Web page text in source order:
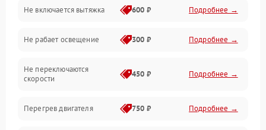
Освещение
Механические повреждения
Электроника
Не включается вытяжка 600 ₽ Подробнее →
Не рабает освещение 300 ₽ Подробнее →
Не переключаются
скорости
450 ₽ Подробнее →
Перегрев двигателя 750 ₽ Подробнее →